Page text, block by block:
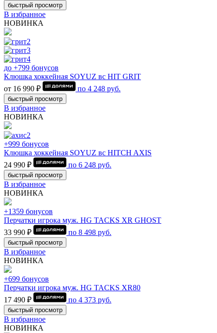
быстрый просмотр
В избранное
НОВИНКА
до +799 бонусов
Клюшка хоккейная SOYUZ вс HIT GRIT
от 16 990 ₽
по 4 248 руб.
быстрый просмотр
В избранное
НОВИНКА
+999 бонусов
Клюшка хоккейная SOYUZ вс HITCH AXIS
24 990 ₽
по 6 248 руб.
быстрый просмотр
В избранное
НОВИНКА
+1359 бонусов
Перчатки игрока муж. HG TACKS XR GHOST
33 990 ₽
по 8 498 руб.
быстрый просмотр
В избранное
НОВИНКА
+699 бонусов
Перчатки игрока муж. HG TACKS XR80
17 490 ₽
по 4 373 руб.
быстрый просмотр
В избранное
НОВИНКА